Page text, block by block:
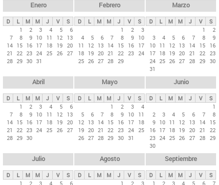
ds
p
n
c
i
p
e
Enero
D L M M J V
S
1
2 3 4 5
6
7
8 9 10 11 12
13
14 15 16 17 18 19 20
21
22 23 24 25 26 27
28 29 30 31
Febrero
D L M M J V
S
1
2
3
4
5 6 7 8 9
10
11
12 13 14 15 16
17
18 19 20 21 22 23 24
25 26 27 28 29
Marzo
D L M M J V
S
1
2
3
4 5 6 7 8
9
10 11 12 13 14 15
16
17 18 19 20 21 22 23
24 25 26 27 28 29 30
31
Abril
D L M M J V
S
1
2 3 4 5
6
7
8 9 10 11 12
13
14 15 16 17 18 19 20
21
22 23 24 25 26 27
28 29 30
Mayo
D L M M J V
S
1
2 3
4
5
6 7 8 9 10
11
12 13 14 15 16 17
18
19 20 21 22 23 24 25
26 27 28 29 30 31
Junio
D L M M J V
S
1
2
3 4 5 6 7
8
9 10 11 12 13 14
15
16 17 18 19 20 21
22
23 24 25 26 27 28 29
30
Julio
D L M M J V
S
1
2 3 4 5 6
Agosto
D L M M J V
S
1
2 3
Septiembre
D L M M J V
S
1
2 3 4 5 6 7